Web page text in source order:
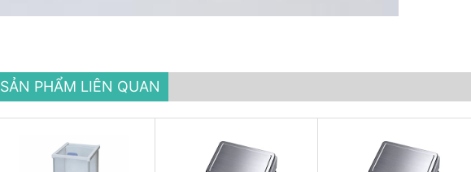
SẢN PHẨM LIÊN QUAN